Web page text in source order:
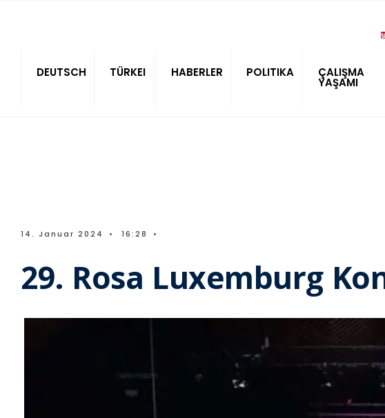
DEUTSCH TÜRKEI HABERLER POLITIKA ÇALIŞMA
YAŞAMI
14. Januar 2024 • 16:28 •
29. Rosa Luxemburg